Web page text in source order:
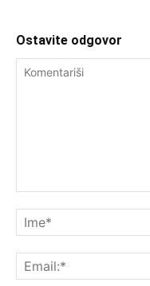
Ostavite odgovor